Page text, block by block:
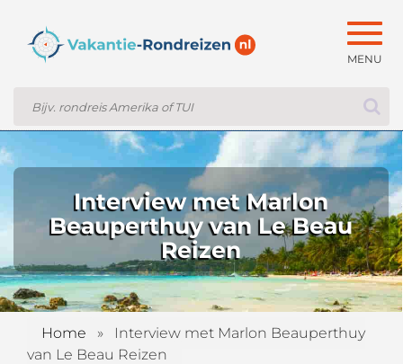
Interview met Marlon
Beauperthuy van Le Beau
Reizen
Home »
Interview met Marlon Beauperthuy
van Le Beau Reizen